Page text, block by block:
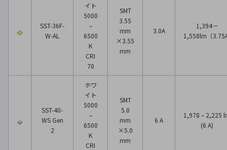
SST-36F-
W-AL
イト
5000
–
6500
K
CRI
70
SMT
3.55
mm
×3.55
mm
3.0A
1,394－
1,558lm（
SST-40-
WS Gen
2
ホワ
イト
5000
–
6500
K
CRI
SMT
5.0
mm
×5.0
mm
6 A
1,978 – 2,225
(6 A)